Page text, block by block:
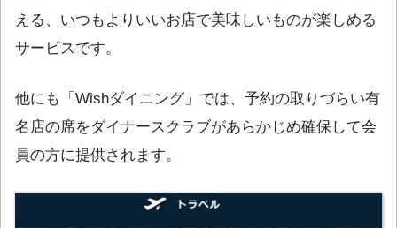
える、いつもよりいいお店で美味しいものが楽しめる
サービスです。
他にも「Wishダイニング」では、予約の取りづらい有
名店の席をダイナースクラブがあらかじめ確保して会
員の方に提供されます。